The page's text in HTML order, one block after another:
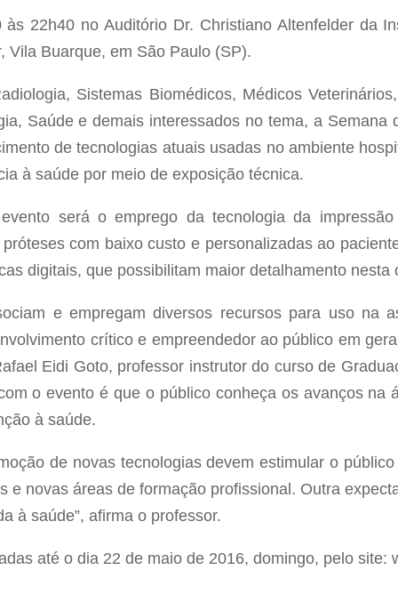
22h40 no Auditório Dr. Christiano Altenfelder da
Vila Buarque, em São Paulo (SP).
Sistemas Biomédicos, Médicos
Saúde e demais interessados no tema, a Semana
de tecnologias atuais usadas no ambiente
à saúde por meio de exposição técnica.
será o emprego da tecnologia da
com baixo custo e personalizadas ao
digitais, que possibilitam maior detalhamento nesta
e empregam diversos recursos para uso na
crítico e empreendedor ao público em
Eidi Goto, professor instrutor do curso de
o evento é que o público conheça os avanços na
à saúde.
de novas tecnologias devem estimular o
e novas áreas de formação profissional. Outra
à saúde”, afirma o professor.
até o dia 22 de maio de 2016, domingo, pelo site: